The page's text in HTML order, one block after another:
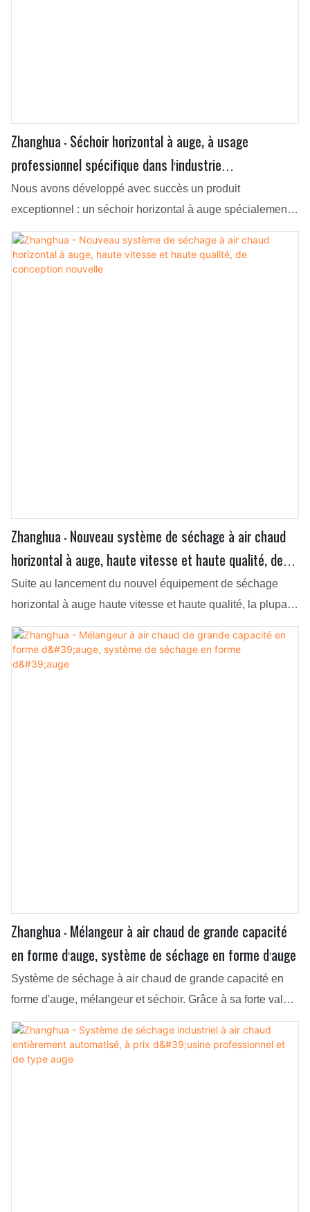
Zhanghua - Séchoir horizontal à auge, à usage
professionnel spécifique dans l'industrie
pharmaceutique, système à air chaud
Nous avons développé avec succès un produit
exceptionnel : un séchoir horizontal à auge spécialement
conçu pour l’industrie pharmaceutique. De nombreuses
expériences pratiques ont démontré son efficacité optimale
dans le domaine des équipements de séchage.
Zhanghua - Nouveau système de séchage à air chaud
horizontal à auge, haute vitesse et haute qualité, de
conception nouvelle
Suite au lancement du nouvel équipement de séchage
horizontal à auge haute vitesse et haute qualité, la plupart
des clients ont fait part de leurs commentaires positifs,
estimant que ce type de produit répond à leurs attentes en
matière de produits de haute qualité. De plus, un service
Zhanghua - Mélangeur à air chaud de grande capacité
en forme d'auge, système de séchage en forme d'auge
Système de séchage à air chaud de grande capacité en
forme d'auge, mélangeur et séchoir. Grâce à sa forte valeur
ajoutée, il génère des profits importants et crée de la
valeur pour les clients. C'est pourquoi il a reçu un accueil
unanimement favorable du marché. De plus, ses